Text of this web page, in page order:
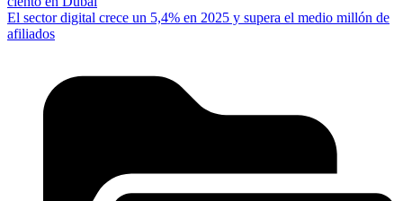
El sector digital crece un 5,4% en 2025 y supera el medio millón de
afiliados